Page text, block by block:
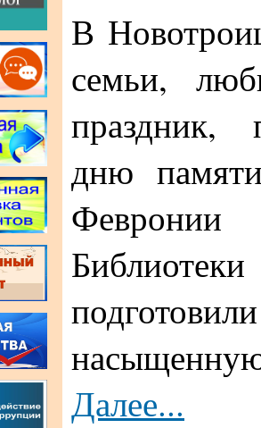
В
семьи,
праздник,
дню
Далее...